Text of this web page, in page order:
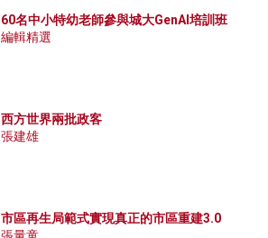
60名中小特幼老師參與城大GenAI培訓班
編輯精選
西方世界兩批政客
張建雄
市區再生局範式實現真正的市區重建3.0